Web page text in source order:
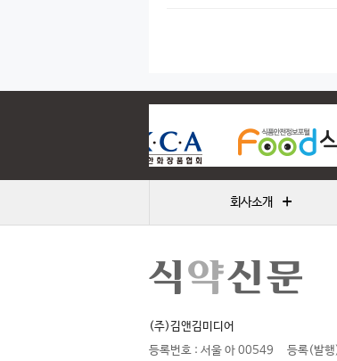
회사소개 +
(주)김앤김미디어
등록번호 : 서울 아 00549
등록(발